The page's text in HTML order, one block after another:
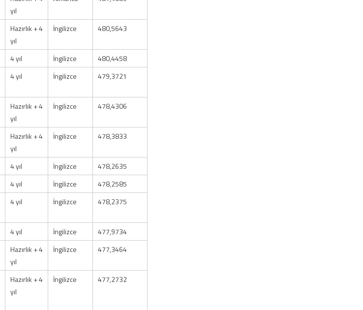
yıl
Hazırlık + 4
yıl
İngilizce 480,5643
4 yıl İngilizce
480,4458
4 yıl İngilizce 479,3721
Hazırlık + 4
yıl
İngilizce 478,4306
Hazırlık + 4
yıl
İngilizce 478,3833
4 yıl İngilizce
478,2635
4 yıl İngilizce
478,2585
4 yıl İngilizce 478,2375
4 yıl İngilizce
477,9734
Hazırlık + 4
yıl
İngilizce 477,3464
Hazırlık + 4
yıl
İngilizce 477,2732